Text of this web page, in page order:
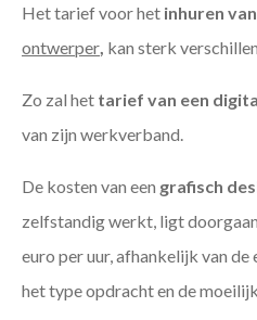
Het tarief voor het inhuren
ontwerper kan sterk verschillen.
Zo zal het tarief van een
van zijn werkverband.
De kosten van een grafisch
zelfstandig werkt, ligt
euro per uur, afhankelijk van
het type opdracht en de